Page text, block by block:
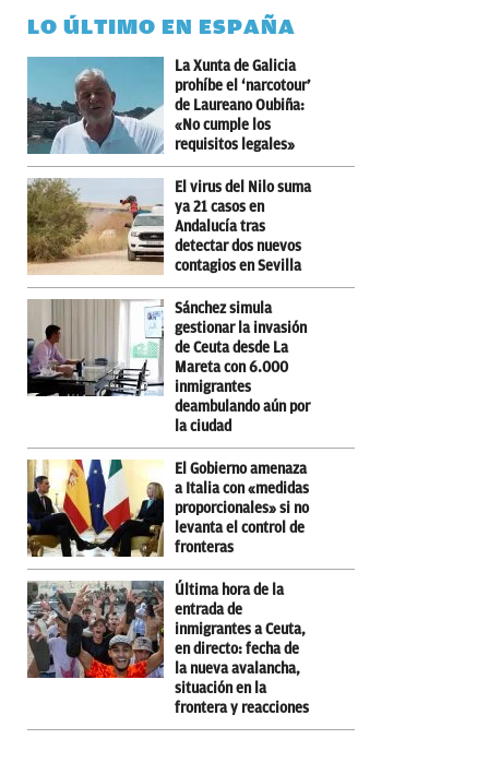
LO ÚLTIMO EN ESPAÑA
La Xunta de Galicia
prohíbe el ‘narcotour’
de Laureano Oubiña:
«No cumple los
requisitos legales»
El virus del Nilo suma
ya 21 casos en
Andalucía tras
detectar dos nuevos
contagios en Sevilla
Sánchez simula
gestionar la invasión
de Ceuta desde La
Mareta con 6.000
inmigrantes
deambulando aún por
la ciudad
El Gobierno amenaza
a Italia con «medidas
proporcionales» si no
levanta el control de
fronteras
Última hora de la
entrada de
inmigrantes a Ceuta,
en directo: fecha de
la nueva avalancha,
situación en la
frontera y reacciones